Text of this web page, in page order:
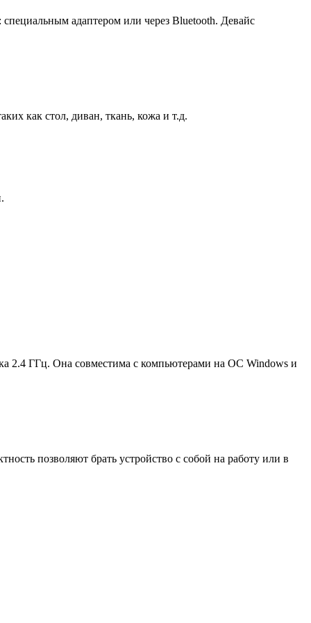
адаптером или через Bluetooth. Девайс
как стол, диван, ткань, кожа и т.д.
2.4 ГГц. Она совместима с компьютерами на ОС Windows и
позволяют брать устройство с собой на работу или в